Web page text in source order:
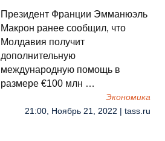
Президент Франции Эмманюэль
Макрон ранее сообщил, что
Молдавия получит
дополнительную
международную помощь в
размере €100 млн …
Экономика
21:00, Ноябрь 21, 2022 | tass.ru